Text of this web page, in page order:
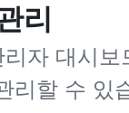
리
자 대시
리할 수 있